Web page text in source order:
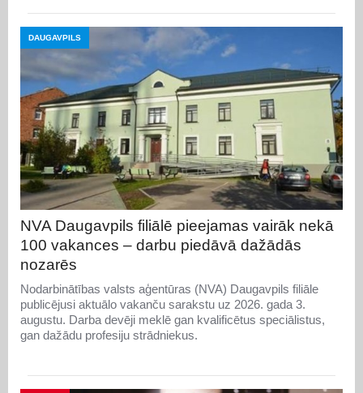
DAUGAVPILS
NVA Daugavpils filiālē pieejamas vairāk nekā
100 vakances – darbu piedāvā dažādās
nozarēs
Nodarbinātības valsts aģentūras (NVA) Daugavpils filiāle
publicējusi aktuālo vakanču sarakstu uz 2026. gada 3.
augustu. Darba devēji meklē gan kvalificētus speciālistus,
gan dažādu profesiju strādniekus.